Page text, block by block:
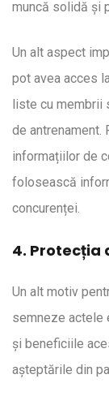
muncă solidă și
Un alt aspect
pot avea acces
liste cu membrii
de antrenament.
informațiilor de
folosească
concurenței.
4. Protecția
Un alt motiv
semneze actele
și beneficiile
așteptările din